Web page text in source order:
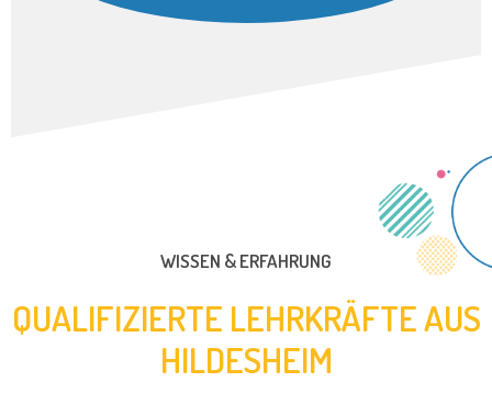
WISSEN & ERFAHRUNG
QUALIFIZIERTE LEHRKRÄFTE AUS
HILDESHEIM